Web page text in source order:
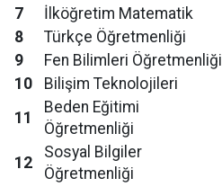
7
İlköğretim Matematik
8
Türkçe Öğretmenliği
9
Fen Bilimleri Öğretmenliği
10
Bilişim Teknolojileri
11
Beden Eğitimi
Öğretmenliği
12
Sosyal Bilgiler
Öğretmenliği